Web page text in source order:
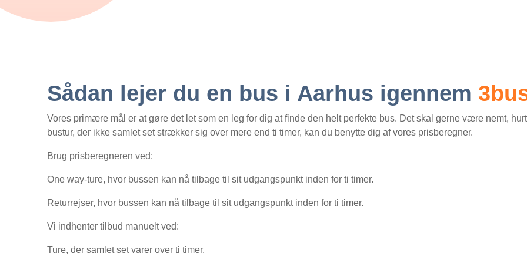
Sådan lejer du en bus i Aarhus igennem
Vores primære mål er at gøre det let som en leg for dig at finde den helt perfekte bus. Det skal gerne være nemt,
bustur, der ikke samlet set strækker sig over mere end ti timer, kan du benytte dig af vores prisberegner.
Brug prisberegneren ved:
One way-ture, hvor bussen kan nå tilbage til sit udgangspunkt inden for ti timer.
Returrejser, hvor bussen kan nå tilbage til sit udgangspunkt inden for ti timer.
Vi indhenter tilbud manuelt ved:
Ture, der samlet set varer over ti timer.